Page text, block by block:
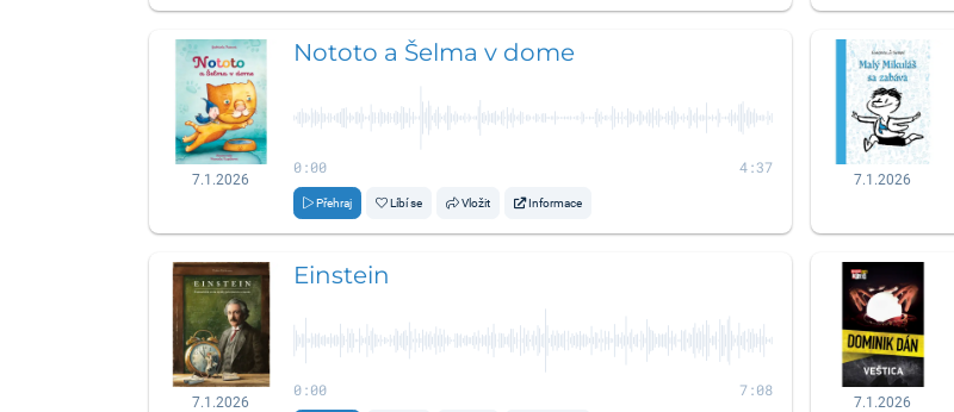
7.1.2026
Nototo a Šelma v dome
0:00 4:37
Přehraj Líbí se Vložit Informace
7.1.2026
7.1.2026
Einstein
0:00 7:08
7.1.2026